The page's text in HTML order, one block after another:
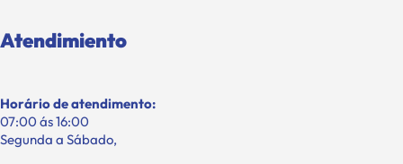
Atendimiento
Horário de atendimento:
07:00 ás 16:00
Segunda a Sábado,